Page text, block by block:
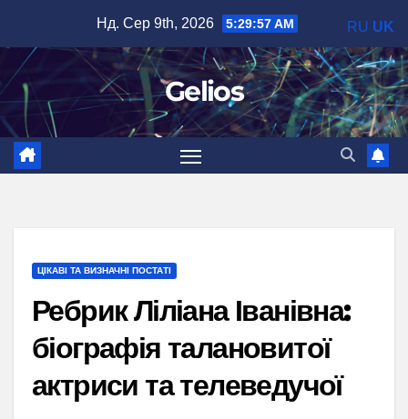
вмісту
Нд. Сер 9th, 2026 5:29:58 AM
Gelios
ЦІКАВІ ТА ВИЗНАЧНІ ПОСТАТІ
Ребрик Ліліана Іванівна:
біографія талановитої
актриси та телеведучої
RU UK